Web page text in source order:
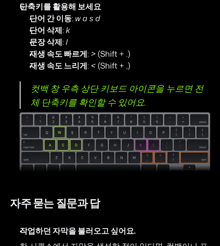
단축키를 활용해 보세요
단어 간 이동: w a s d
단어 삭제: k
문장 삭제: l
재생 속도 빠르게: > (Shift + .)
재생 속도 느리게: < (Shift + ,)
컷백 창 우측 상단 키보드 아이콘을 누르면 전
체 단축키를 확인할 수 있어요.
자주 묻는 질문과 답
작업하던 자막을 불러오고 싶어요.